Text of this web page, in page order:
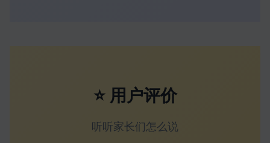
⭐ 用户评价
听听家长们怎么说